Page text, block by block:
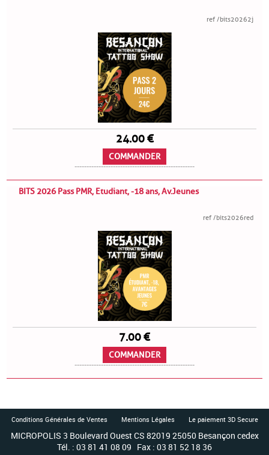
ref /bits20262j
24.00 €
COMMANDER
--------------------------------------------------
BITS 2026 Pass PMR, Etudiant, -18 ans, Av.Jeunes
ref /bits2026red
7.00 €
COMMANDER
--------------------------------------------------
Conditions Générales de Ventes Mentions Légales Le paiement 3D Secure
MICROPOLIS 3 Boulevard Ouest CS 82019 25050 Besançon cedex
Tél. : 03 81 41 08 09 Fax : 03 81 52 18 36